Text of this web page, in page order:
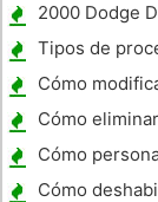
2000 Dodge
Tipos de
Cómo
Cómo
en un Grand
Cómo
Cómo